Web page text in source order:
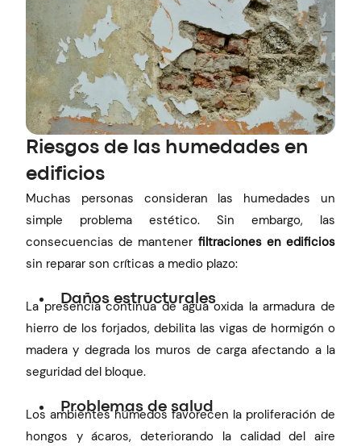
Riesgos de las humedades en
edificios
Muchas personas consideran las humedades un
simple problema estético. Sin embargo, las
consecuencias de mantener filtraciones en edificios
sin reparar son críticas a medio plazo:
Daños estructurales
La presencia continua de agua oxida la armadura de
hierro de los forjados, debilita las vigas de hormigón o
madera y degrada los muros de carga afectando a la
seguridad del bloque.
Problemas de salud
Los ambientes húmedos favorecen la proliferación de
hongos y ácaros, deteriorando la calidad del aire